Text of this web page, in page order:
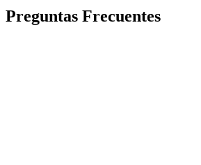
Preguntas Frecuentes